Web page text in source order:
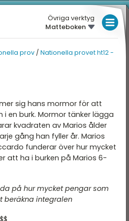
Övriga verktyg
Matteboken
prov / Nationella provet ht12 -
sig hans mormor för att
en burk. Mormor tänker lägga
kvadraten av Marios ålder
gång han fyller år. Marios
funderar över hur mycket
att ha i burken på Marios 6-
på hur mycket pengar som
beräkna integralen
LÅGSTADIET
MELLANSTADIET
GYMNASIET
MATTE 3
Nationella provet vt22 -
3B
Nationella provet vt22 -
3C
3B
Nationella provet ht12 -
HÖGSKOLEPROV
DIGITALA VERKTYG
MATTE PÅ LÄTT SV